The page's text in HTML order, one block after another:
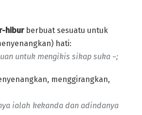
hiburberbuat sesuatu untuk
hati:
untuk mengikis sikap suka ~;
menggirangkan,
ialah kekanda dan adindanya